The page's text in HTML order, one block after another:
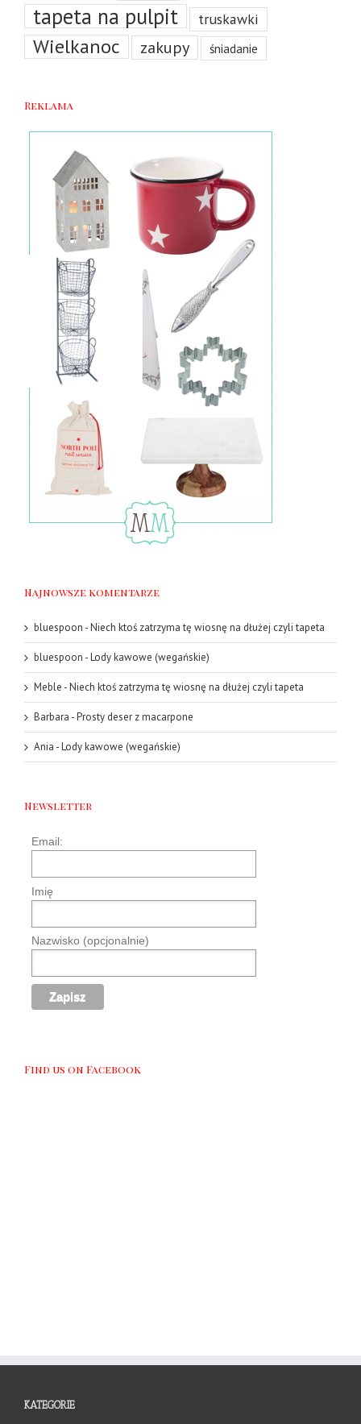
tapeta na pulpit truskawki
Wielkanoc zakupy śniadanie
Reklama
Najnowsze komentarze
bluespoon -Niech ktoś zatrzyma tę wiosnę na dłużej czyli tapeta
bluespoon -Lody kawowe (wegańskie)
Meble -Niech ktoś zatrzyma tę wiosnę na dłużej czyli tapeta
Barbara -Prosty deser z macarpone
Ania -Lody kawowe (wegańskie)
Newsletter
Email:
Imię
Nazwisko (opcjonalnie)
Find us on Facebook
KATEGORIE